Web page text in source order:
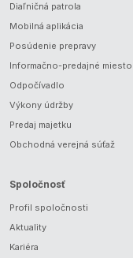
Diaľničná patrola
Mobilná aplikácia
Posúdenie prepravy
Informačno-predajné miesto
Odpočívadlo
Výkony údržby
Predaj majetku
Obchodná verejná súťaž
Spoločnosť
Profil spoločnosti
Aktuality
Kariéra